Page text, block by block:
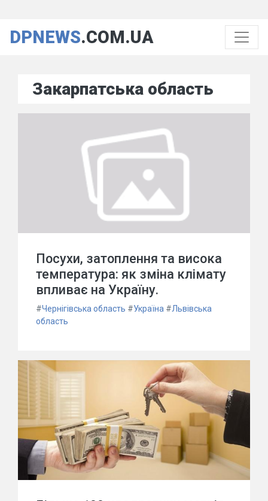
DPNEWS.COM.UA
Закарпатська область
Посухи, затоплення та висока
температура: як зміна клімату
впливає на Україну.
#Чернігівська область #Україна #Львівська
область